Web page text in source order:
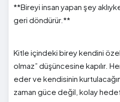
**Bireyi insan yapan şey
geri döndürür.**
Kitle içindeki birey kendini
olmaz” düşüncesine kapılır.
eder ve kendisinin
zaman güce değil, kolay